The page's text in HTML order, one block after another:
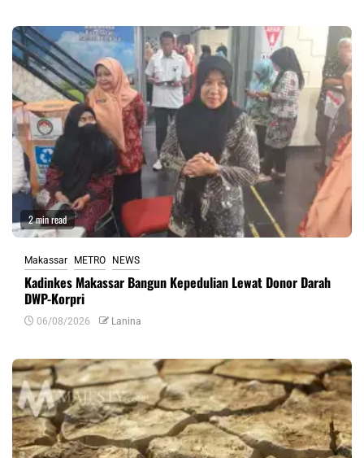
2 min read
Makassar METRO NEWS
Kadinkes Makassar Bangun Kepedulian Lewat Donor Darah
DWP-Korpri
06/08/2026 Lanina